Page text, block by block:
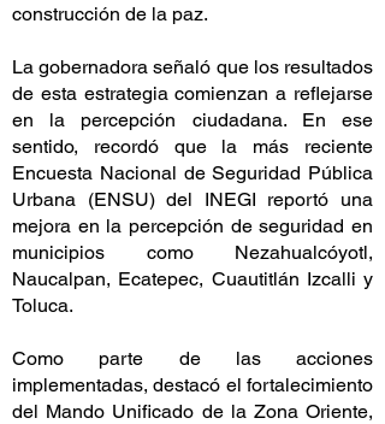
construcción de la paz.
La gobernadora señaló que los resultados
de esta estrategia comienzan a reflejarse
en la percepción ciudadana. En ese
sentido, recordó que la más reciente
Encuesta Nacional de Seguridad Pública
Urbana (ENSU) del INEGI reportó una
mejora en la percepción de seguridad en
municipios como Nezahualcóyotl,
Naucalpan, Ecatepec, Cuautitlán Izcalli y
Toluca.
Como parte de las acciones
implementadas, destacó el fortalecimiento
del Mando Unificado de la Zona Oriente,